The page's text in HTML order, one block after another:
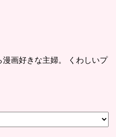
画好きな主婦。 くわしいプ